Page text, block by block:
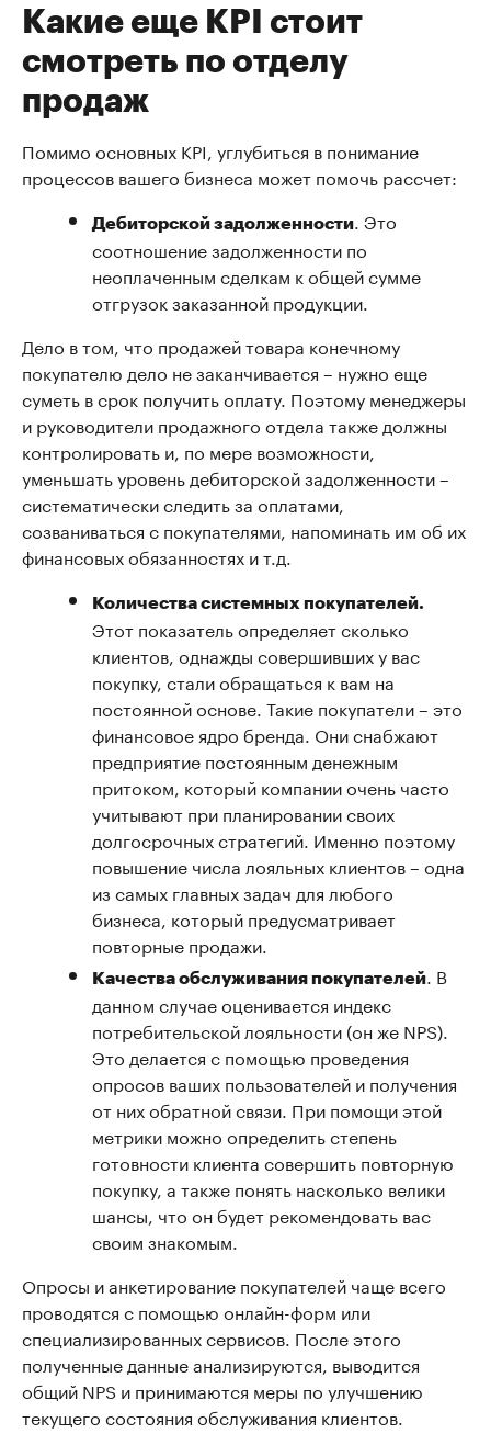
Какие еще KPI стоит
смотреть по отделу
продаж
Помимо основных KPI, углубиться в понимание
процессов вашего бизнеса может помочь рассчет:
Дебиторской задолженности. Это
соотношение задолженности по
неоплаченным сделкам к общей сумме
отгрузок заказанной продукции.
Дело в том, что продажей товара конечному
покупателю дело не заканчивается – нужно еще
суметь в срок получить оплату. Поэтому менеджеры
и руководители продажного отдела также должны
контролировать и, по мере возможности,
уменьшать уровень дебиторской задолженности –
систематически следить за оплатами,
созваниваться с покупателями, напоминать им об их
финансовых обязанностях и т.д.
Количества системных покупателей.
Этот показатель определяет сколько
клиентов, однажды совершивших у вас
покупку, стали обращаться к вам на
постоянной основе. Такие покупатели – это
финансовое ядро бренда. Они снабжают
предприятие постоянным денежным
притоком, который компании очень часто
учитывают при планировании своих
долгосрочных стратегий. Именно поэтому
повышение числа лояльных клиентов – одна
из самых главных задач для любого
бизнеса, который предусматривает
повторные продажи.
Качества обслуживания покупателей. В
данном случае оценивается индекс
потребительской лояльности (он же NPS).
Это делается с помощью проведения
опросов ваших пользователей и получения
от них обратной связи. При помощи этой
метрики можно определить степень
готовности клиента совершить повторную
покупку, а также понять насколько велики
шансы, что он будет рекомендовать вас
своим знакомым.
Опросы и анкетирование покупателей чаще всего
проводятся с помощью онлайн-форм или
специализированных сервисов. После этого
полученные данные анализируются, выводится
общий NPS и принимаются меры по улучшению
текущего состояния обслуживания клиентов.